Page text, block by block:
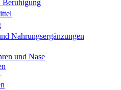
Beruhigung
Nahrungsergänzungen
und Nase